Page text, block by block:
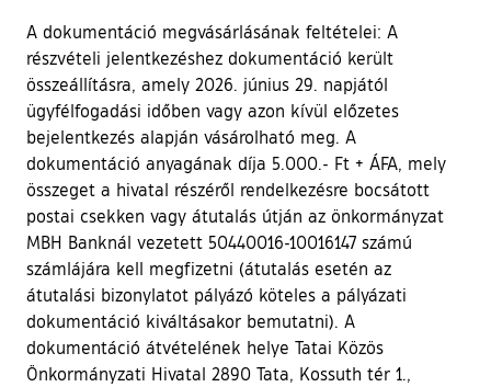
A dokumentáció megvásárlásának feltételei: A
részvételi jelentkezéshez dokumentáció került
összeállításra, amely 2026. június 29. napjától
ügyfélfogadási időben vagy azon kívül előzetes
bejelentkezés alapján vásárolható meg. A
dokumentáció anyagának díja 5.000.- Ft + ÁFA, mely
összeget a hivatal részéről rendelkezésre bocsátott
postai csekken vagy átutalás útján az önkormányzat
MBH Banknál vezetett 50440016-10016147 számú
számlájára kell megfizetni (átutalás esetén az
átutalási bizonylatot pályázó köteles a pályázati
dokumentáció kiváltásakor bemutatni). A
dokumentáció átvételének helye Tatai Közös
Önkormányzati Hivatal 2890 Tata, Kossuth tér 1.,